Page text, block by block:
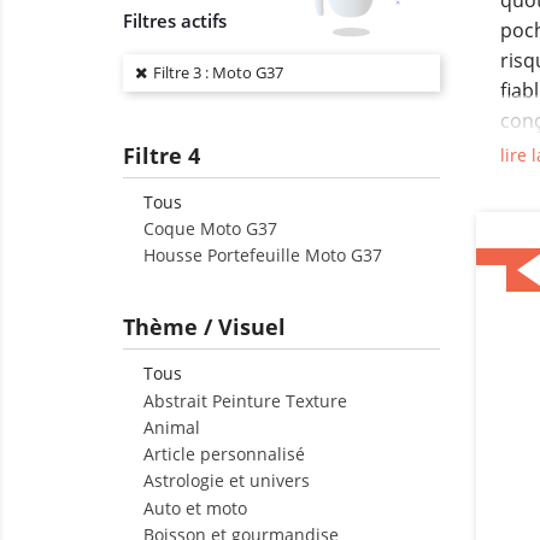
Filtres actifs
Filtre 3 : Moto G37
Filtre 4
Tous
Coque Moto G37
Housse Portefeuille Moto G37
Thème / Visuel
Tous
Abstrait Peinture Texture
Animal
Article personnalisé
Astrologie et univers
Auto et moto
Boisson et gourmandise
le
en
lire